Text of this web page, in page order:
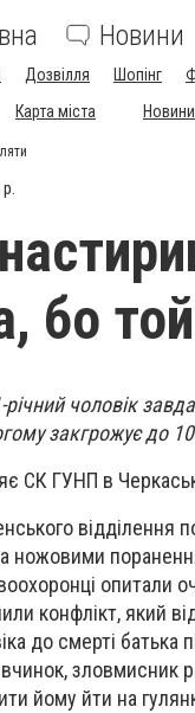
Новини
Дозвілля Шопінг
Карта міста
бо
чоловік
закгрожує до
СК ГУНП в
відділення
ножовими
опитали
конфлікт, який
до смерті
зловмисник
йому йти на